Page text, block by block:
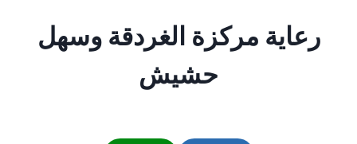
رعاية مركزة الغردقة وسهل
حشيش